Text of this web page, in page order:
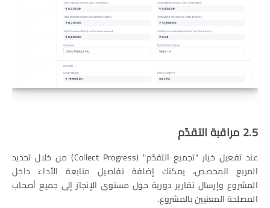
2.5 مراقبة التقدّم
عند تفعيل خيار "تجميع التقدّم" (Collect Progress) من خلال تحديد
المربع المخصص، يمكنك إضافة تفاصيل متابعة الأداء داخل
المشروع وإرسال تقارير دورية حول مستوى الإنجاز إلى جميع أصحاب
المصلحة المعنيين بالمشروع.